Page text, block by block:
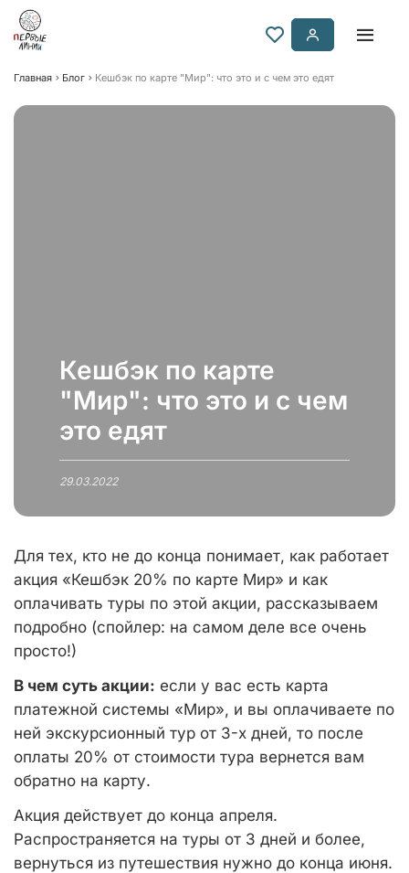
Главная Блог Кешбэк по карте "Мир": что это и с чем это едят
Кешбэк по карте
"Мир": что это и с чем
это едят
29.03.2022
Для тех, кто не до конца понимает, как работает
акция «Кешбэк 20% по карте Мир» и как
оплачивать туры по этой акции, рассказываем
подробно (спойлер: на самом деле все очень
просто!)
В чем суть акции: если у вас есть карта
платежной системы «Мир», и вы оплачиваете по
ней экскурсионный тур от 3-х дней, то после
оплаты 20% от стоимости тура вернется вам
обратно на карту.
Акция действует до конца апреля.
Распространяется на туры от 3 дней и более,
вернуться из путешествия нужно до конца июня.